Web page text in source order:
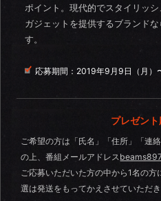
ポイント。現代的でスタイリッ
ガジェットを提供するブランド
す。
応募期間： 2019年9月9日（月）
プレゼン
ご希望の方は「氏名」「住所」「連
の上、番組メールアドレス
ご応募いただいた方の中から1名の
選は発送をもってかえさせていただき